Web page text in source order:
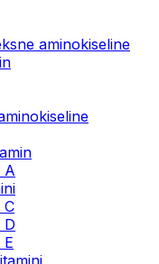
aminokiseline
A
C
D